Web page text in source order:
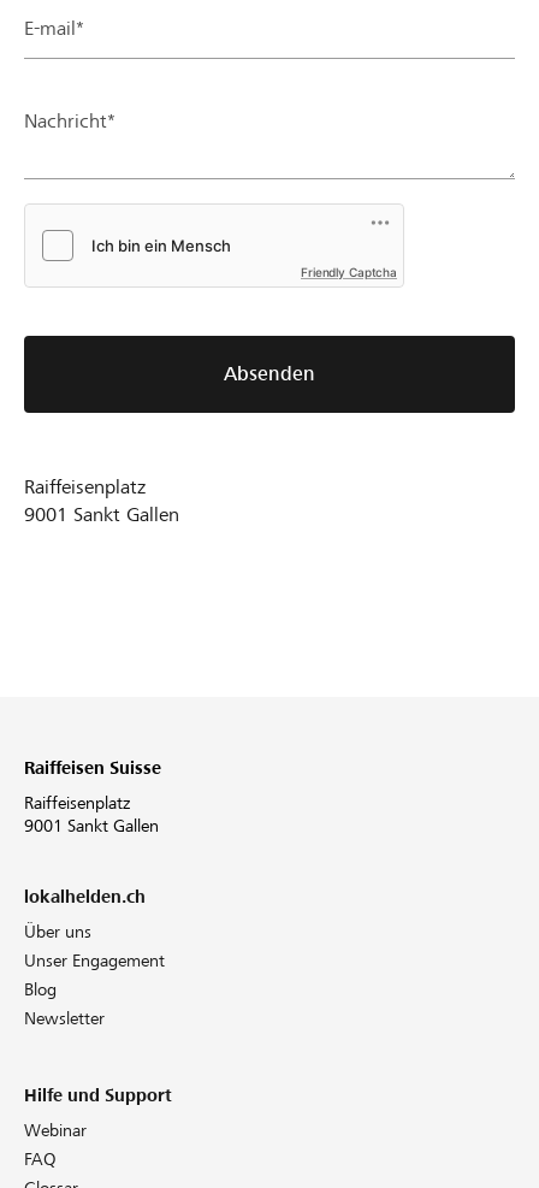
E-mail*
Nachricht*
Friendly Captcha
Absenden
Raiffeisenplatz
9001 Sankt Gallen
Raiffeisen Suisse
Raiffeisenplatz
9001 Sankt Gallen
lokalhelden.ch
Über uns
Unser Engagement
Blog
Newsletter
Hilfe und Support
Webinar
FAQ